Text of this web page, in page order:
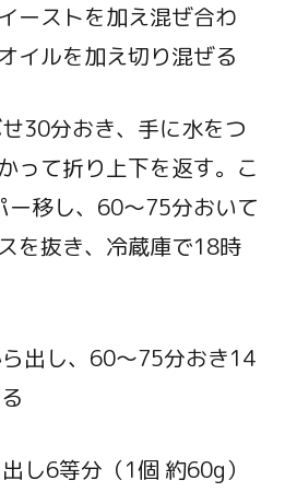
ーストを加え混ぜ合わ
イルを加え切り混ぜる
30分おき、手に水をつ
って折り上下を返す。こ
ー移し、60～75分おいて
を抜き、冷蔵庫で18時
出し、60～75分おき14
し6等分（1個 約60g）